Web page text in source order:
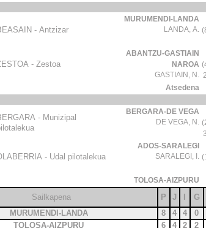
- Antzizar
MURUMENDI-LANDA
LANDA, A.
- Zestoa
ABANTZU-GASTIAIN
NAROA
GASTIAIN, N.
Atsedena
- Munizipal
BERGARA-DE VEGA
DE VEGA, N.
- Udal pilotalekua
ADOS-SARALEGI
SARALEGI, I.
TOLOSA-AIZPURU
Sailkapena P J G
MURUMENDI-LANDA 8 4 4 0
TOLOSA-AIZPURU 6 4 2 2